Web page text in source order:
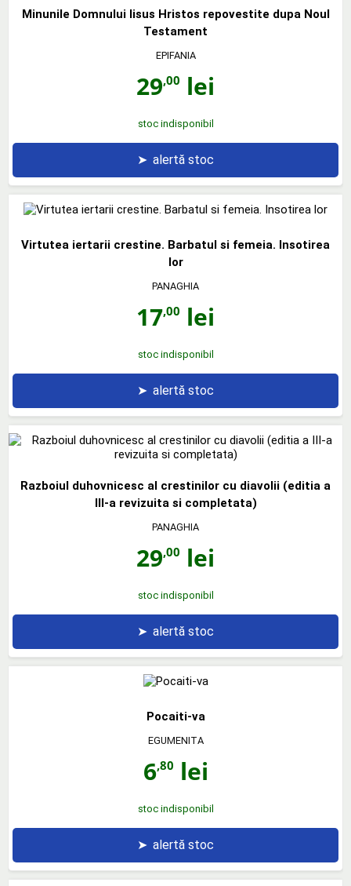
Minunile Domnului Iisus Hristos repovestite dupa Noul
Testament
EPIFANIA
29,00 lei
stoc indisponibil
➤ alertă stoc
Virtutea iertarii crestine. Barbatul si femeia. Insotirea
lor
PANAGHIA
17,00 lei
stoc indisponibil
➤ alertă stoc
Razboiul duhovnicesc al crestinilor cu diavolii (editia a
III-a revizuita si completata)
PANAGHIA
29,00 lei
stoc indisponibil
➤ alertă stoc
Pocaiti-va
EGUMENITA
6,80 lei
stoc indisponibil
➤ alertă stoc